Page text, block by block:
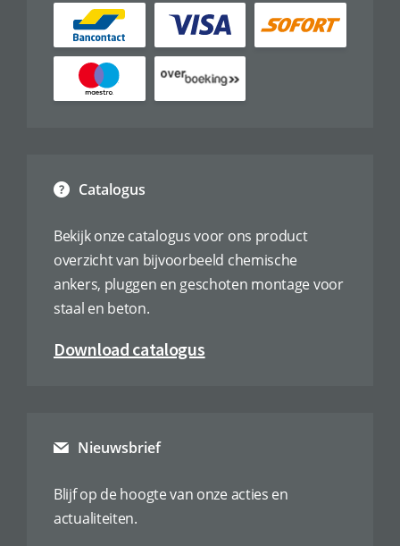
Catalogus
Bekijk onze catalogus voor ons product
overzicht van bijvoorbeeld chemische
ankers, pluggen en geschoten montage voor
staal en beton.
Download catalogus
Nieuwsbrief
Blijf op de hoogte van onze acties en
actualiteiten.